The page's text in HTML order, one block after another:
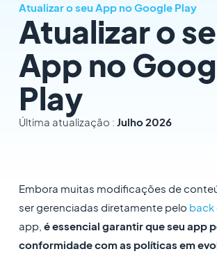
Atualizar o seu App no Google Play
Atualizar o
App no
Play
Última atualização : Julho 2026
Embora muitas modificações de
ser gerenciadas diretamente pelo
app, é essencial garantir que seu app
conformidade com as políticas em